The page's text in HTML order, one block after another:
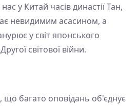
у Китай часів династії Тан,
невидимим асасином, а
у світ японського
світової війни.
що багато оповідань об'єднує